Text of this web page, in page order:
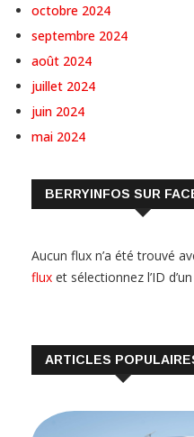
octobre 2024
septembre 2024
août 2024
juillet 2024
juin 2024
mai 2024
BERRYINFOS SUR
Aucun flux n’a été trouvé
flux et sélectionnez l’ID
ARTICLES